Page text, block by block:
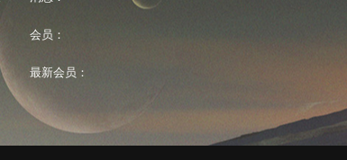
会员
最新会员